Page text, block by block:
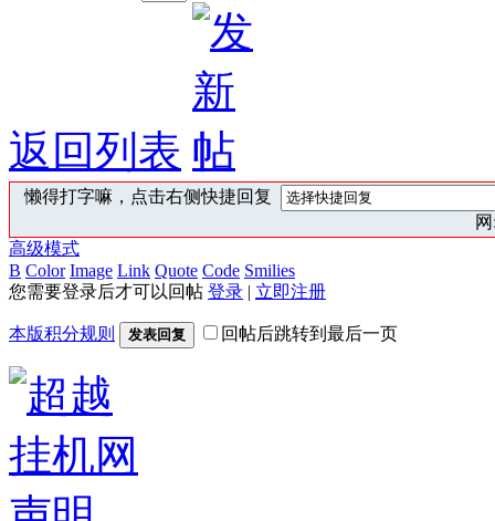
返回列表
懒得打字嘛，点击右侧快捷回复
高级模式
B Color Image Link Quote Code Smilies
您需要登录后才可以回帖 登录 | 立即注册
本版积分规则 发表回复 回帖后跳转到最后一页